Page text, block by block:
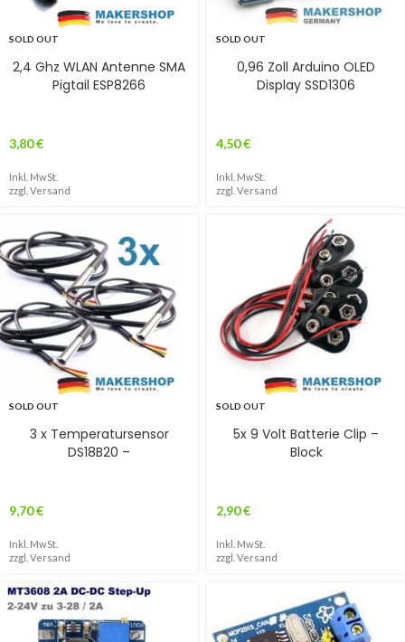
SOLD OUT
2,4 Ghz WLAN Antenne SMA
Pigtail ESP8266
3,80€
Inkl. MwSt.
zzgl. Versand
SOLD OUT
0,96 Zoll Arduino OLED
Display SSD1306
4,50€
Inkl. MwSt.
zzgl. Versand
SOLD OUT
3 x Temperatursensor
DS18B20 –
9,70€
Inkl. MwSt.
zzgl. Versand
SOLD OUT
5x 9 Volt Batterie Clip –
Block
2,90€
Inkl. MwSt.
zzgl. Versand